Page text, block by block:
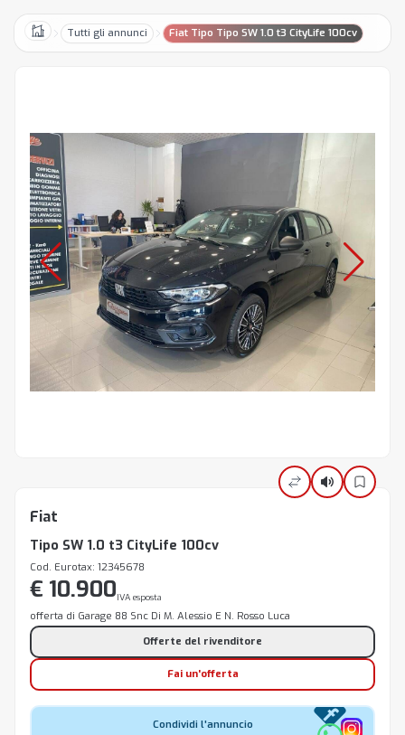
HomeTutti gli annunci Fiat Tipo Tipo SW 1.0 t3 CityLife 100cv
Fiat
Tipo SW 1.0 t3 CityLife 100cv
Cod. Eurotax: 12345678
€ 10.900IVA esposta
offerta di Garage 88 Snc Di M. Alessio E N. Rosso Luca
Offerte del rivenditore
Fai un'offerta
Condividi l'annuncio